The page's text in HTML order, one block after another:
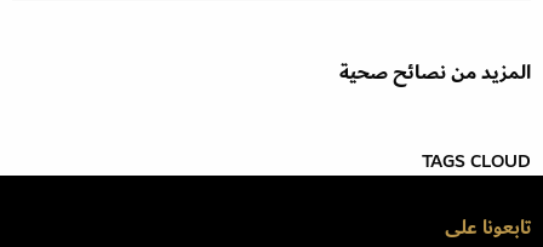
المزيد من نصائح صحية
TAGS CLOUD
تابعونا على